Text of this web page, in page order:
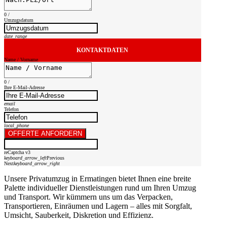
0 /
Umzugsdatum
date_range
KONTAKTDATEN
Name / Vorname
0 /
Ihre E-Mail-Adresse
email
Telefon
local_phone
OFFERTE ANFORDERN
reCaptcha v3
keyboard_arrow_leftPrevious
Nextkeyboard_arrow_right
Unsere Privatumzug in Ermatingen bietet Ihnen eine breite
Palette individueller Dienstleistungen rund um Ihren Umzug
und Transport. Wir kümmern uns um das Verpacken,
Transportieren, Einräumen und Lagern – alles mit Sorgfalt,
Umsicht, Sauberkeit, Diskretion und Effizienz.